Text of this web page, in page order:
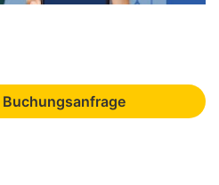
Buchungsanfrage